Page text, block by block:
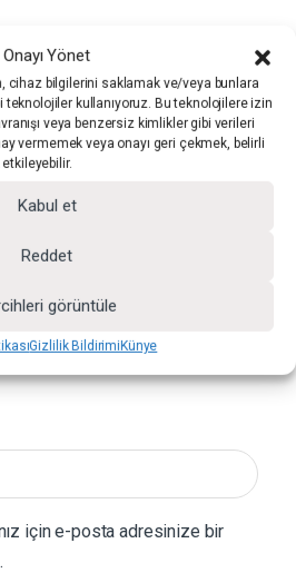
Onayı Yönet
cihaz bilgilerini saklamak ve/veya bunlara
teknolojiler kullanıyoruz. Bu teknolojilere izin
veya benzersiz kimlikler gibi verileri
vermemek veya onayı geri çekmek, belirli
Kabul et
Reddet
görüntüle
Gizlilik BildirimiKünye
deneyiminin
için e-posta adresinize bir